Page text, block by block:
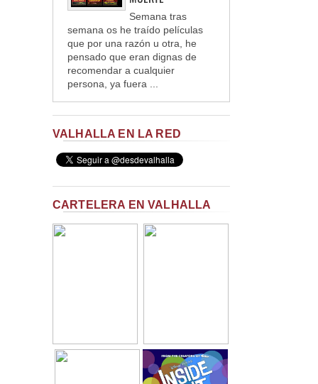
Semana tras
semana os he traído películas
que por una razón u otra, he
pensado que eran dignas de
recomendar a cualquier
persona, ya fuera ...
VALHALLA EN LA RED
CARTELERA EN VALHALLA